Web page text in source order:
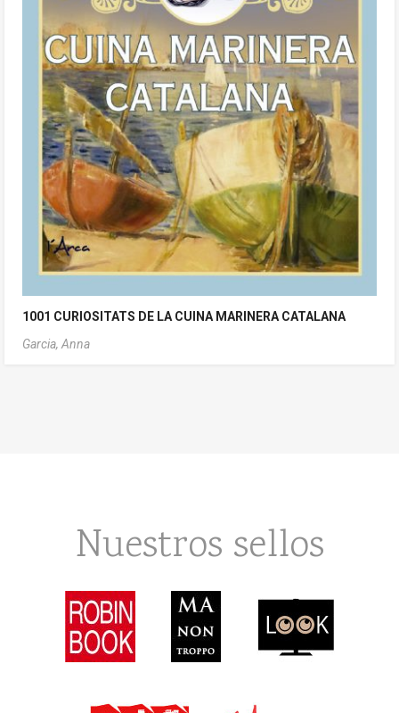
1001 CURIOSITATS DE LA CUINA MARINERA CATALANA
Garcia, Anna
Nuestros sellos